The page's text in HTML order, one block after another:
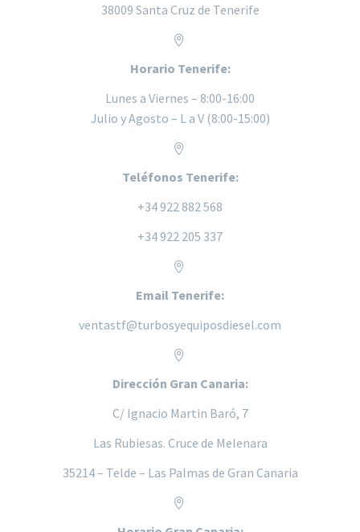
38009 Santa Cruz de Tenerife


Horario Tenerife:
Lunes a Viernes – 8:00-16:00
Julio y Agosto – L a V (8:00-15:00)


Teléfonos Tenerife:
+34 922 882 568
+34 922 205 337


Email Tenerife:
ventastf@turbosyequiposdiesel.com


Dirección Gran Canaria:
C/ Ignacio Martin Baró, 7
Las Rubiesas. Cruce de Melenara
35214 – Telde – Las Palmas de Gran Canaria

